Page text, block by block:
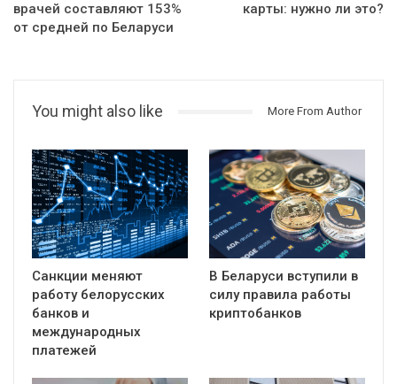
врачей составляют 153%
от средней по Беларуси
карты: нужно ли это?
You might also like More From Author
Санкции меняют
работу белорусских
банков и
международных
платежей
В Беларуси вступили в
силу правила работы
криптобанков